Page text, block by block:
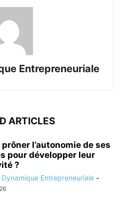
Entrepreneuriale
ARTICLES
l’autonomie de ses
pour développer leur
?
Entrepreneuriale -